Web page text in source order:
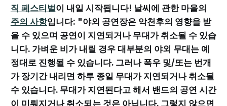
직 페스티벌이 내일 시작됩니다! 날씨에 관한 마을의
주의 사항입니다: "야외 공연장은 악천후의 영향을 받
을 수 있으며 공연이 지연되거나 무대가 취소될 수 있습
니다. 가벼운 비가 내릴 경우 대부분의 야외 무대는 예
정대로 진행될 수 있습니다. 그러나 폭우 및/또는 번개
가 장기간 내리면 하루 종일 무대가 지연되거나 취소될
수 있습니다. 무대가 지연된다고 해서 밴드의 공연 시간
이 미뤄지거나 취소되는 것은 아닙니다. 그렇지 않으면